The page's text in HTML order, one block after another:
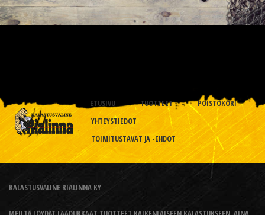
ETUSIVU TUOTTEET
POISTOKORI
YHTEYSTIEDOT
TOIMITUSTAVAT JA -EHDOT
KALASTUSVÄLINE RIALINNA KY